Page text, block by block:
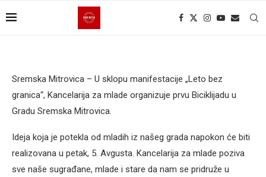
Sremska Mitrovica – U sklopu manifestacije „Leto bez
granica“, Kancelarija za mlade organizuje prvu Biciklijadu u
Gradu Sremska Mitrovica.
Ideja koja je potekla od mladih iz našeg grada napokon će biti
realizovana u petak, 5. Avgusta. Kancelarija za mlade poziva
sve naše sugrađane, mlade i stare da nam se pridruže u